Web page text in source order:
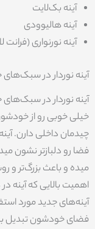
آینه بک‌لایت
آینه هالیوودی
آینه نورنواری (فرانت
آینه نوردار در
آینه نوردار در
خیلی خوبی رو از
چیدمان داخلی دارن.
فضا رو دلبازتر نشون
میده و باعث بزرگ‌تر
اهمیت بالایی که آینه
آینه‌های جدید مورد
فضای خودشون تبدیل